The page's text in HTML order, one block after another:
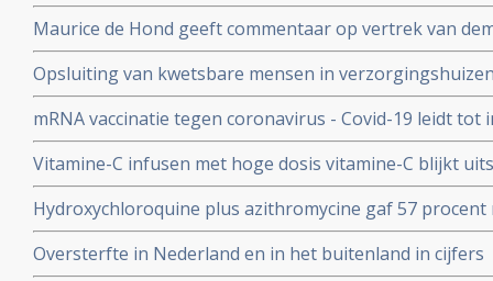
en waarschuwt voor gebruik van mRNA vaccins als
Maurice de Hond geeft commentaar op vertrek van
Kuipers en verhoor van Fauci in Amerika en weerlegt
genadeloze analyse
Opsluiting van kwetsbare mensen in
de slechtst mogelijke resultaten
mRNA vaccinatie tegen coronavirus - Covid-19 leidt
natuurlijke infectie met Sars-Cov-2 leidt tot langdurige
Vitamine-C infusen met hoge dosis vitamine-C blijkt
besmet met het corona virus (COVID-19) en al met
Studie.
Hydroxychloroquine plus azithromycine gaf 57
coronavirus besmetting bij patienten opgenomen in
Belgische studie
Oversterfte in Nederland en in het buitenland in cijfers